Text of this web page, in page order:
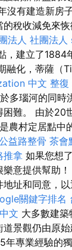
沒有建造新房
的稅收減免來
法人 社團法人
，建立了1884
融化，蒂薩（
中文 整復
多瑙河的同時
難。 由於20
農村定居點中
益路整骨 茶會
推拿 如果您想
意提供幫助！
址和同意，
關鍵字排名
文 大多數建
道景觀仍由原
年專業經驗的